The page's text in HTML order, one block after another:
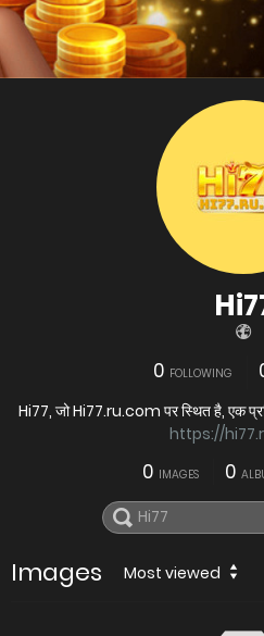
0 FOLLOWING
Hi77, जो Hi77.ru.com पर स्थित है, एक
https://
0 IMAGES 0
Images Most viewed